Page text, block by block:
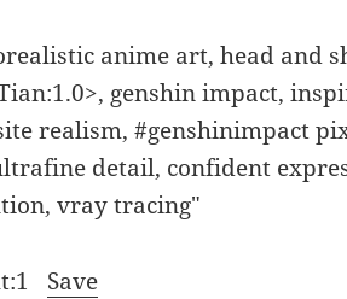
anime art, head and
genshin impact,
realism, #genshinimpact
detail, confident
vray tracing"
Save